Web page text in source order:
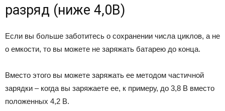
разряд (ниже 4,0В)
Если вы больше заботитесь о сохранении числа циклов, а не
о емкости, то вы можете не заряжать батарею до конца.
Вместо этого вы можете заряжать ее методом частичной
зарядки – когда вы заряжаете ее, к примеру, до 3,8 В вместо
положенных 4,2 В.